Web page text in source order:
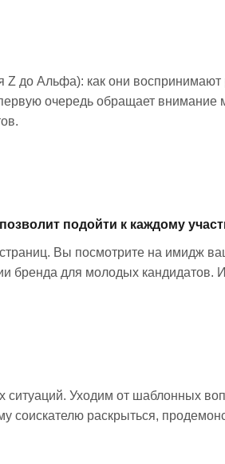
до Альфа): как они воспринимают
очередь обращает
подойти к каждому
Вы посмотрите на имидж
для молодых кандидатов.
Уходим от шаблонных
соискателю раскрыться,